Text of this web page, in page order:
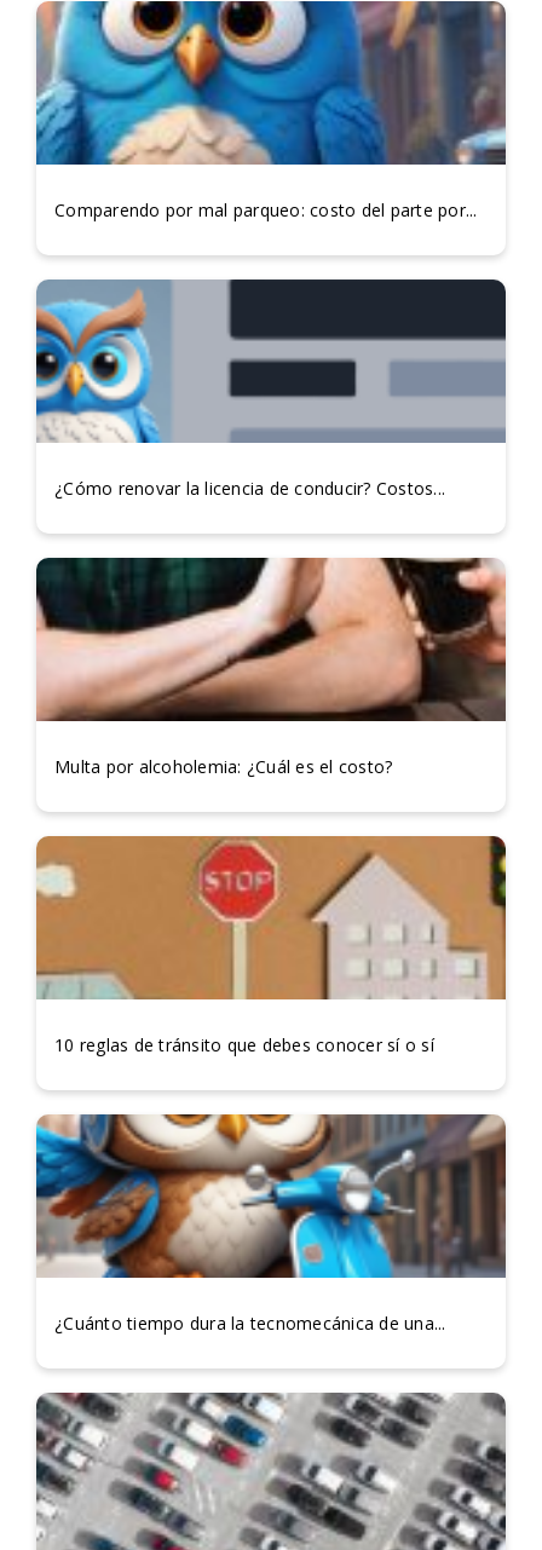
Comparendo por mal parqueo: costo del parte por...
¿Cómo renovar la licencia de conducir? Costos...
Multa por alcoholemia: ¿Cuál es el costo?
10 reglas de tránsito que debes conocer sí o sí
¿Cuánto tiempo dura la tecnomecánica de una...